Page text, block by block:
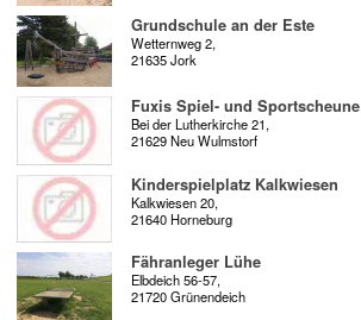
Grundschule an der Este
Wetternweg 2,
21635 Jork
Fuxis Spiel- und Sportscheune
Bei der Lutherkirche 21,
21629 Neu Wulmstorf
Kinderspielplatz Kalkwiesen
Kalkwiesen 20,
21640 Horneburg
Fähranleger Lühe
Elbdeich 56-57,
21720 Grünendeich